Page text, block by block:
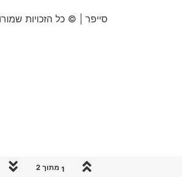
1 מתוך 2
סייפר | © כל הזכויות